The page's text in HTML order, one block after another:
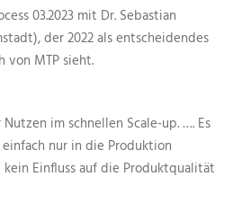
03.2023 mit Dr. Sebastian
der 2022 als entscheidendes
von MTP sieht.
im schnellen Scale-up. …. Es
nur in die Produktion
kein Einfluss auf die Produktqualität